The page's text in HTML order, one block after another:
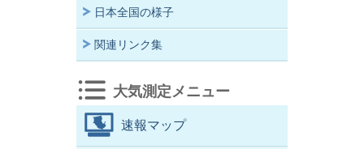
日本全国の様子
関連リンク集
大気測定メニュー
速報マップ